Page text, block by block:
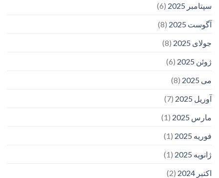
سپتامبر 2025
(6)
آگوست 2025
(8)
جولای 2025
(8)
ژوئن 2025
(6)
می 2025
(8)
آوریل 2025
(7)
مارس 2025
(1)
فوریه 2025
(1)
ژانویه 2025
(1)
اکتبر 2024
(2)